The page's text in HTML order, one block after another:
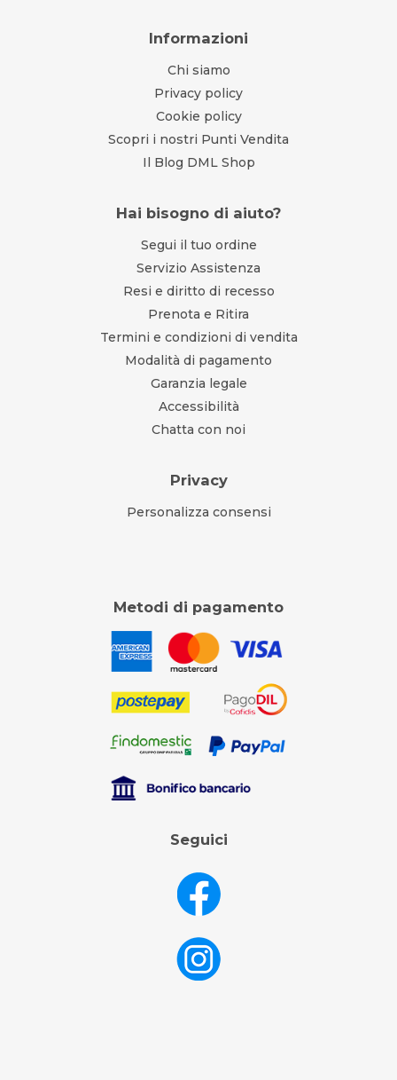
Informazioni
Chi siamo
Privacy policy
Cookie policy
Scopri i nostri Punti Vendita
Il Blog DML Shop
Hai bisogno di aiuto?
Segui il tuo ordine
Servizio Assistenza
Resi e diritto di recesso
Prenota e Ritira
Termini e condizioni di vendita
Modalità di pagamento
Garanzia legale
Accessibilità
Chatta con noi
Privacy
Personalizza consensi
Metodi di pagamento
Seguici